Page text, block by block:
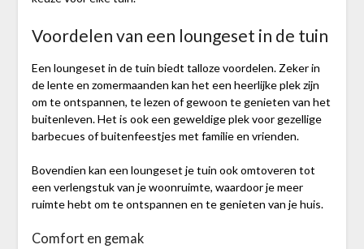
Voordelen van een loungeset in de tuin
Een loungeset in de tuin biedt talloze voordelen. Zeker in
de lente en zomermaanden kan het een heerlijke plek zijn
om te ontspannen, te lezen of gewoon te genieten van het
buitenleven. Het is ook een geweldige plek voor gezellige
barbecues of buitenfeestjes met familie en vrienden.
Bovendien kan een loungeset je tuin ook omtoveren tot
een verlengstuk van je woonruimte, waardoor je meer
ruimte hebt om te ontspannen en te genieten van je huis.
Comfort en gemak